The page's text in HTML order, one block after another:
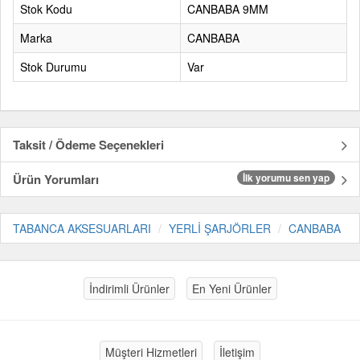
Stok Kodu
CANBABA 9MM
Marka
CANBABA
Stok Durumu
Var
Taksit / Ödeme Seçenekleri
Ürün Yorumları
İlk yorumu sen yap
TABANCA AKSESUARLARI YERLİ ŞARJÖRLER CANBABA
İndirimli Ürünler En Yeni Ürünler
Müşteri Hizmetleri İletişim